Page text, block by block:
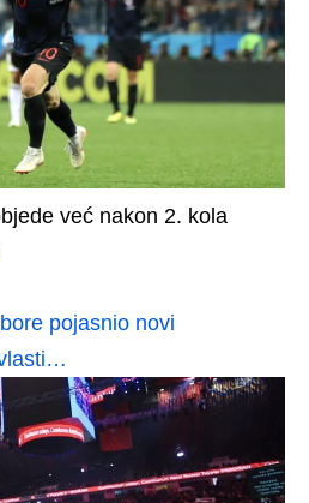
već nakon 2. kola
pojasnio novi